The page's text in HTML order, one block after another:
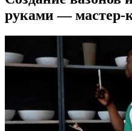
руками — мастер-